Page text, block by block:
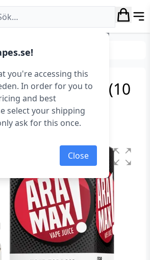
you're accessing this
In order for you to
and best
select your shipping
ask for this once.
Close
Tobak
Tobacco (10